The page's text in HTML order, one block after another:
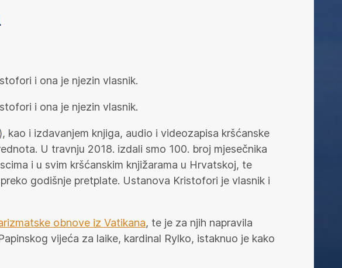
i ona je njezin vlasnik.
i ona je njezin vlasnik.
), kao i izdavanjem knjiga, audio i videozapisa kršćanske
U travnju 2018. izdali smo 100. broj mjesečnika
i u svim kršćanskim knjižarama u Hrvatskoj, te
godišnje pretplate. Ustanova Kristofori je vlasnik i
obnove iz Vatikana, te je za njih napravila
vijeća za laike, kardinal Rylko, istaknuo je kako